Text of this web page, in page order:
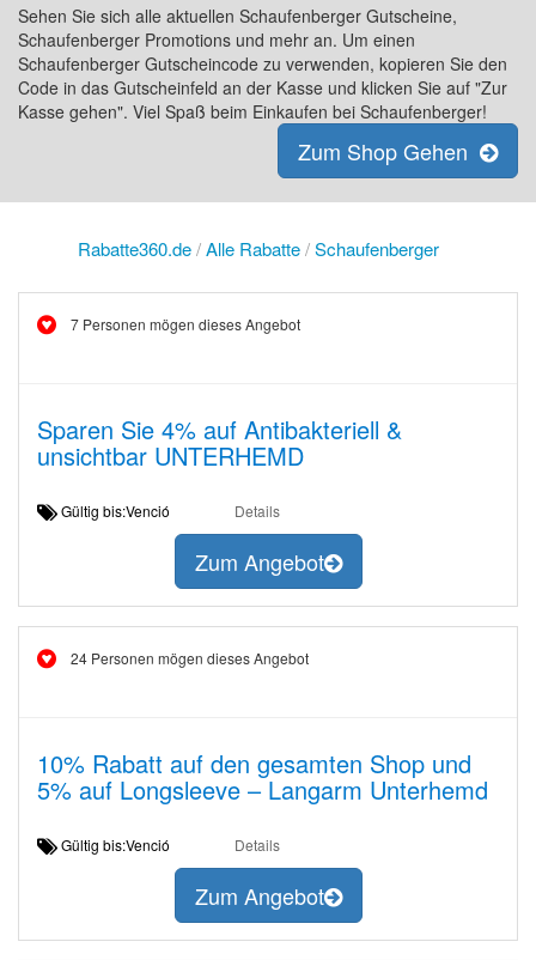
Sehen Sie sich alle aktuellen Schaufenberger Gutscheine,
Schaufenberger Promotions und mehr an. Um einen
Schaufenberger Gutscheincode zu verwenden, kopieren Sie den
Code in das Gutscheinfeld an der Kasse und klicken Sie auf "Zur
Kasse gehen". Viel Spaß beim Einkaufen bei Schaufenberger!
Zum Shop Gehen
Rabatte360.de/Alle Rabatte/Schaufenberger
7 Personen mögen dieses Angebot
Sparen Sie 4% auf Antibakteriell &
unsichtbar UNTERHEMD
Gültig bis:Venció Details
Zum Angebot
24 Personen mögen dieses Angebot
10% Rabatt auf den gesamten Shop und
5% auf Longsleeve – Langarm Unterhemd
Gültig bis:Venció Details
Zum Angebot